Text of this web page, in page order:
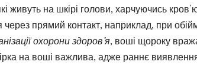
живуть на шкірі голови, харчуючись
прямий контакт, наприклад, при
охорони здоров’я, воші щороку
на воші важлива, адже раннє